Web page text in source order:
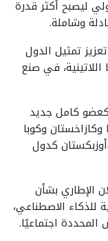
ليصبح أكثر قدرة
وشاملة.
تمثيل الدول
في صنع
كعضو كامل جديد
وكوبا
وأوزبكستان كدول
الإطاري بشأن
للذكاء الاصطناعي،
اجتماعيًا.